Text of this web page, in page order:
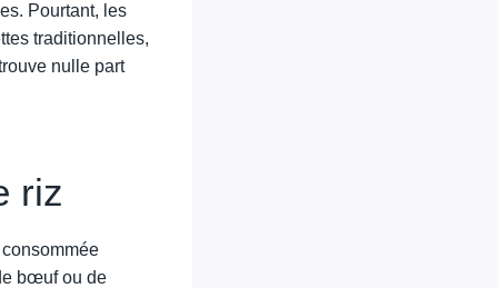
Pourtant, les
traditionnelles,
nulle part
riz
bœuf ou de